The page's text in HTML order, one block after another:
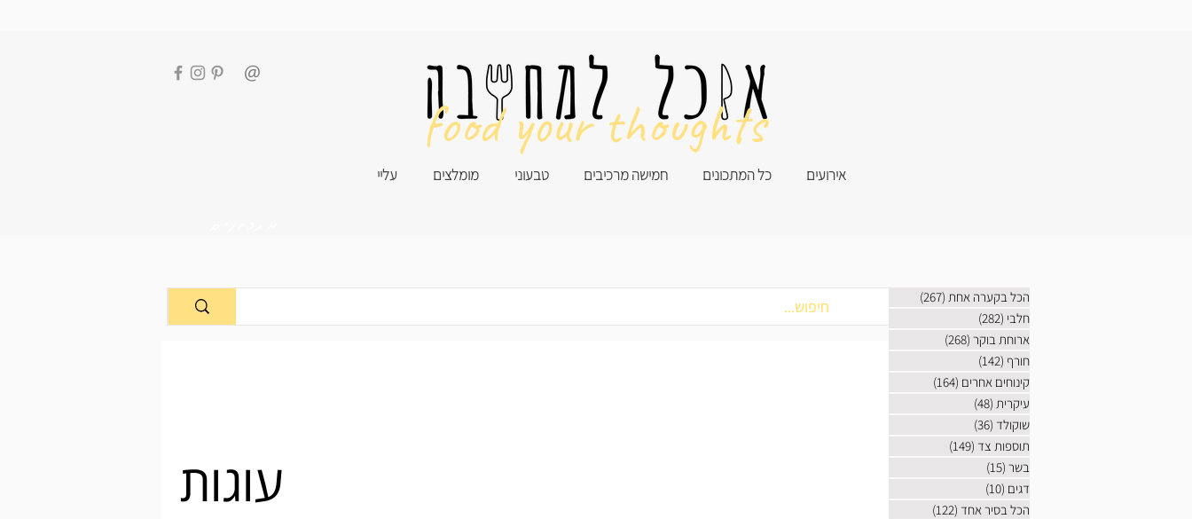
עליי מומלצים טבעוני חמישה מרכיבים כל המתכונים אירועים
food your thoughts
עוגות
הכל בקערה אחת (267)
חלבי (282)
ארוחת בוקר (268)
חורף (142)
קינוחים אחרים (164)
עיקרית (48)
שוקולד (36)
תוספות צד (149)
בשר (15)
דגים (10)
הכל בסיר אחד (122)